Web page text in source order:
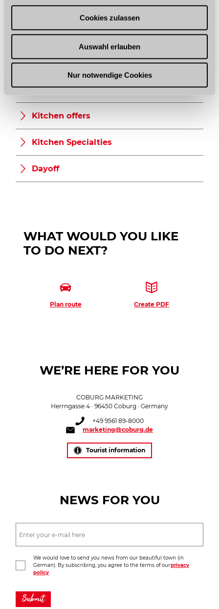
Cookies zulassen
Auswahl erlauben
Nur notwendige Cookies
GOOD TO KNOW
Opening hours
Infrastructure
Kitchen offers
Kitchen Specialties
Dayoff
WHAT WOULD YOU LIKE
TO DO NEXT?
Plan route Create PDF
WE’RE HERE FOR YOU
COBURG MARKETING
Herrngasse 4 · 96450 Coburg · Germany
+49 9561 89-8000
marketing@coburg.de
Tourist information
NEWS FOR YOU
We would love to send you news from our beautiful town (in
German). By subscribing, you agree to the terms of ourprivacy
policy.
Submit